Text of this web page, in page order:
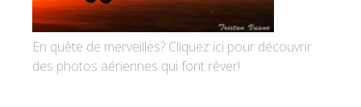
En quête de merveilles? Cliquez ici pour découvrir
des photos aériennes qui font rêver!